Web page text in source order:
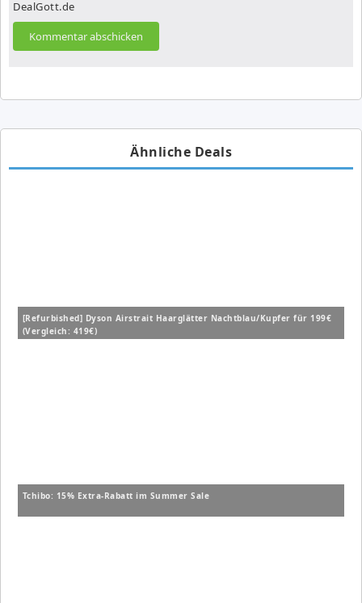
DealGott.de
Ähnliche Deals
[Refurbished] Dyson Airstrait Haarglätter Nachtblau/Kupfer für 199€
(Vergleich: 419€)
Tchibo: 15% Extra-Rabatt im Summer Sale